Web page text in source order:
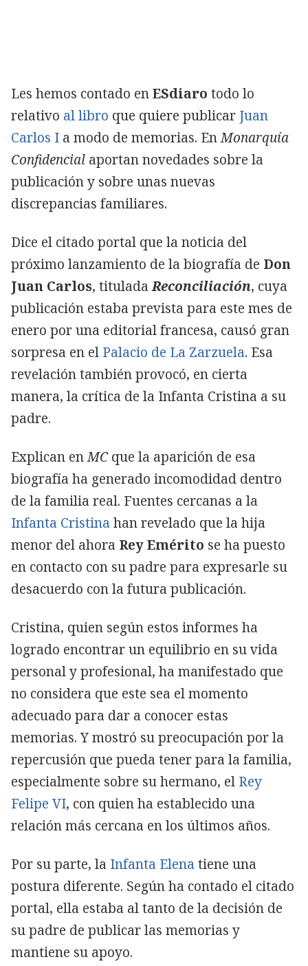
Les hemos contado enESdiaro todo lo
relativo al libro que quiere publicar Juan
Carlos I a modo de memorias. EnMonarquía
Confidencial aportan novedades sobre la
publicación y sobre unas nuevas
discrepancias familiares.
Dice el citado portal que la noticia del
próximo lanzamiento de la biografía de Don
Juan Carlos, tituladaReconciliación, cuya
publicación estaba prevista para este mes de
enero por una editorial francesa, causó gran
sorpresa en el Palacio de La Zarzuela. Esa
revelación también provocó, en cierta
manera, la crítica de la Infanta Cristina a su
padre.
Explican enMCque la aparición de esa
biografía ha generado incomodidad dentro
de la familia real. Fuentes cercanas a la
Infanta Cristina han revelado que la hija
menor del ahora Rey Emérito se ha puesto
en contacto con su padre para expresarle su
desacuerdo con la futura publicación.
Cristina, quien según estos informes ha
logrado encontrar un equilibrio en su vida
personal y profesional, ha manifestado que
no considera que este sea el momento
adecuado para dar a conocer estas
memorias. Y mostró su preocupación por la
repercusión que pueda tener para la familia,
especialmente sobre su hermano, el Rey
Felipe VI, con quien ha establecido una
relación más cercana en los últimos años.
Por su parte, la Infanta Elena tiene una
postura diferente. Según ha contado el citado
portal, ella estaba al tanto de la decisión de
su padre de publicar las memorias y
mantiene su apoyo.